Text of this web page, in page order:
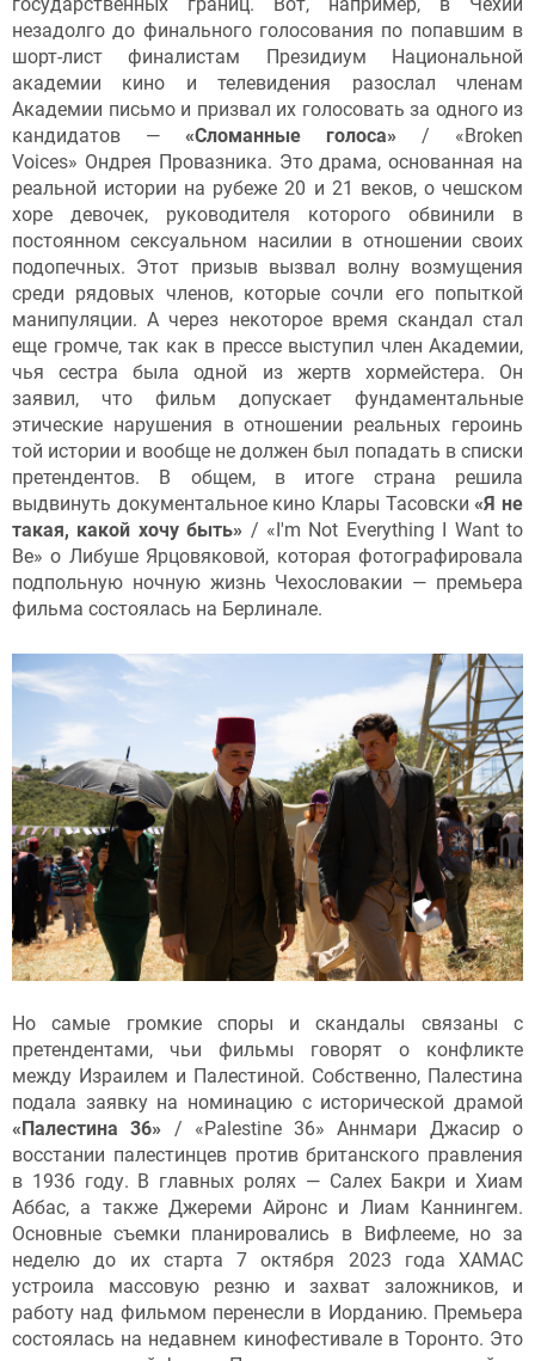
незадолго до финального голосования по попавшим в
шорт-лист финалистам Президиум Национальной
академии кино и телевидения разослал членам
Академии письмо и призвал их голосовать за одного из
кандидатов — «Сломанные голоса» / «Broken
Voices» Ондрея Провазника. Это драма, основанная на
реальной истории на рубеже 20 и 21 веков, о чешском
хоре девочек, руководителя которого обвинили в
постоянном сексуальном насилии в отношении своих
подопечных. Этот призыв вызвал волну возмущения
среди рядовых членов, которые сочли его попыткой
манипуляции. А через некоторое время скандал стал
еще громче, так как в прессе выступил член Академии,
чья сестра была одной из жертв хормейстера. Он
заявил, что фильм допускает фундаментальные
этические нарушения в отношении реальных героинь
той истории и вообще не должен был попадать в списки
претендентов. В общем, в итоге страна решила
выдвинуть документальное кино Клары Тасовски«Я не
такая, какой хочу быть» / «I'm Not Everything I Want to
Be» о Либуше Ярцовяковой, которая фотографировала
подпольную ночную жизнь Чехословакии — премьера
фильма состоялась на Берлинале.
Но самые громкие споры и скандалы связаны с
претендентами, чьи фильмы говорят о конфликте
между Израилем и Палестиной. Собственно, Палестина
подала заявку на номинацию с исторической драмой
«Палестина 36» / «Palestine 36» Аннмари Джасир о
восстании палестинцев против британского правления
в 1936 году. В главных ролях — Салех Бакри и Хиам
Аббас, а также Джереми Айронс и Лиам Каннингем.
Основные съемки планировались в Вифлееме, но за
неделю до их старта 7 октября 2023 года ХАМАС
устроила массовую резню и захват заложников, и
работу над фильмом перенесли в Иорданию. Премьера
состоялась на недавнем кинофестивале в Торонто. Это